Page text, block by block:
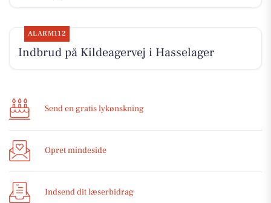
ALARM112
Indbrud på Kildeagervej i Hasselager
Send en gratis lykønskning
Opret mindeside
Indsend dit læserbidrag